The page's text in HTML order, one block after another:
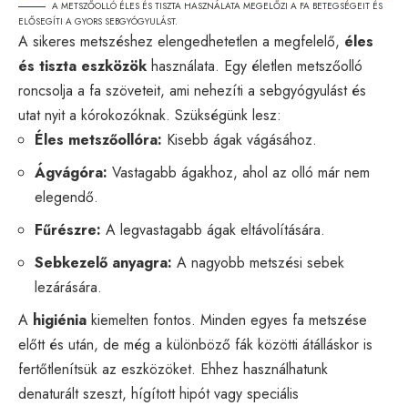
A METSZŐOLLÓ ÉLES ÉS TISZTA HASZNÁLATA MEGELŐZI A FA BETEGSÉGEIT ÉS
ELŐSEGÍTI A GYORS SEBGYÓGYULÁST.
A sikeres metszéshez elengedhetetlen a megfelelő, éles
és tiszta eszközök használata. Egy életlen metszőolló
roncsolja a fa szöveteit, ami nehezíti a sebgyógyulást és
utat nyit a kórokozóknak. Szükségünk lesz:
Éles metszőollóra: Kisebb ágak vágásához.
Ágvágóra: Vastagabb ágakhoz, ahol az olló már nem
elegendő.
Fűrészre: A legvastagabb ágak eltávolítására.
Sebkezelő anyagra: A nagyobb metszési sebek
lezárására.
A higiénia kiemelten fontos. Minden egyes fa metszése
előtt és után, de még a különböző fák közötti átálláskor is
fertőtlenítsük az eszközöket. Ehhez használhatunk
denaturált szeszt, hígított hipót vagy speciális